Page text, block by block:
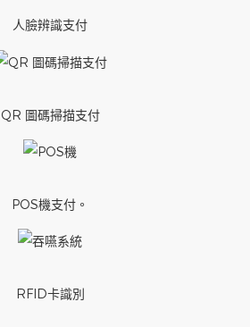
人臉辨識支付
QR 圖碼掃描支付
POS機支付。
RFID卡識別